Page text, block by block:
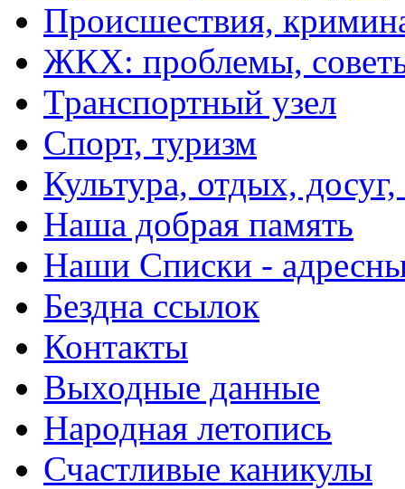
Происшествия,
ЖКХ: проблемы,
Транспортный узел
Спорт, туризм
Культура, отдых,
Наша добрая память
Наши Списки -
Бездна ссылок
Контакты
Выходные данные
Народная летопись
Счастливые каникулы